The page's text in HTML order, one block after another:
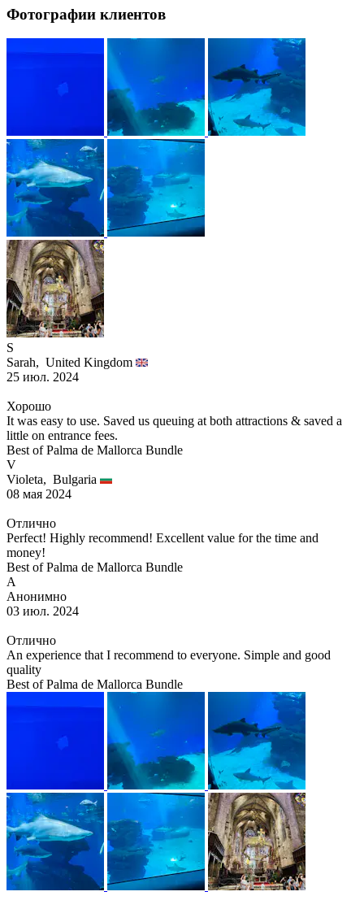
Фотографии клиентов
S
Sarah, United Kingdom
25 июл. 2024
Хорошо
It was easy to use. Saved us queuing at both attractions & saved a
little on entrance fees.
Best of Palma de Mallorca Bundle
V
Violeta, Bulgaria
08 мая 2024
Отлично
Perfect! Highly recommend! Excellent value for the time and
money!
Best of Palma de Mallorca Bundle
А
Анонимно
03 июл. 2024
Отлично
An experience that I recommend to everyone. Simple and good
quality
Best of Palma de Mallorca Bundle